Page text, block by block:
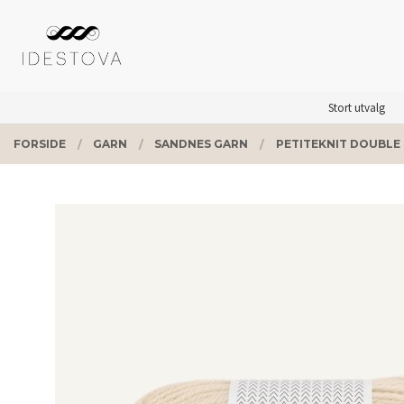
innholdet
Stort utvalg
PRODUKTER
FORSIDE GARN SANDNES GARN PETITEKNIT DOUBLE